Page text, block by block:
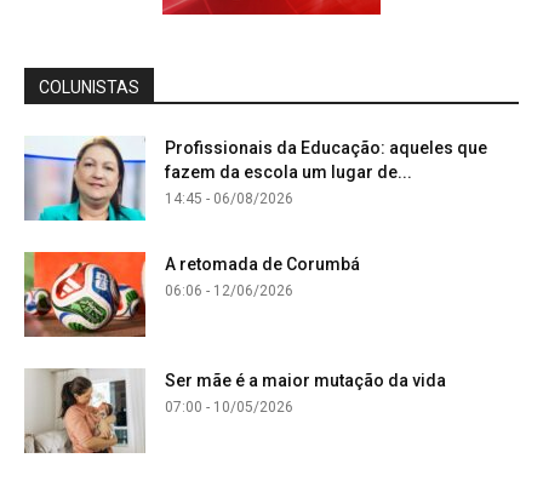
COLUNISTAS
Profissionais da Educação: aqueles que
fazem da escola um lugar de...
14:45 - 06/08/2026
A retomada de Corumbá
06:06 - 12/06/2026
Ser mãe é a maior mutação da vida
07:00 - 10/05/2026